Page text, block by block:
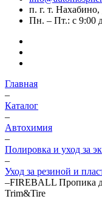
п. г. т.
Пн. – Пт.: с 9:00
Главная
–
Каталог
–
Автохимия
–
Полировка и уход за
–
Уход за резиной и
–FIREBALL Пропика
Trim&Tire